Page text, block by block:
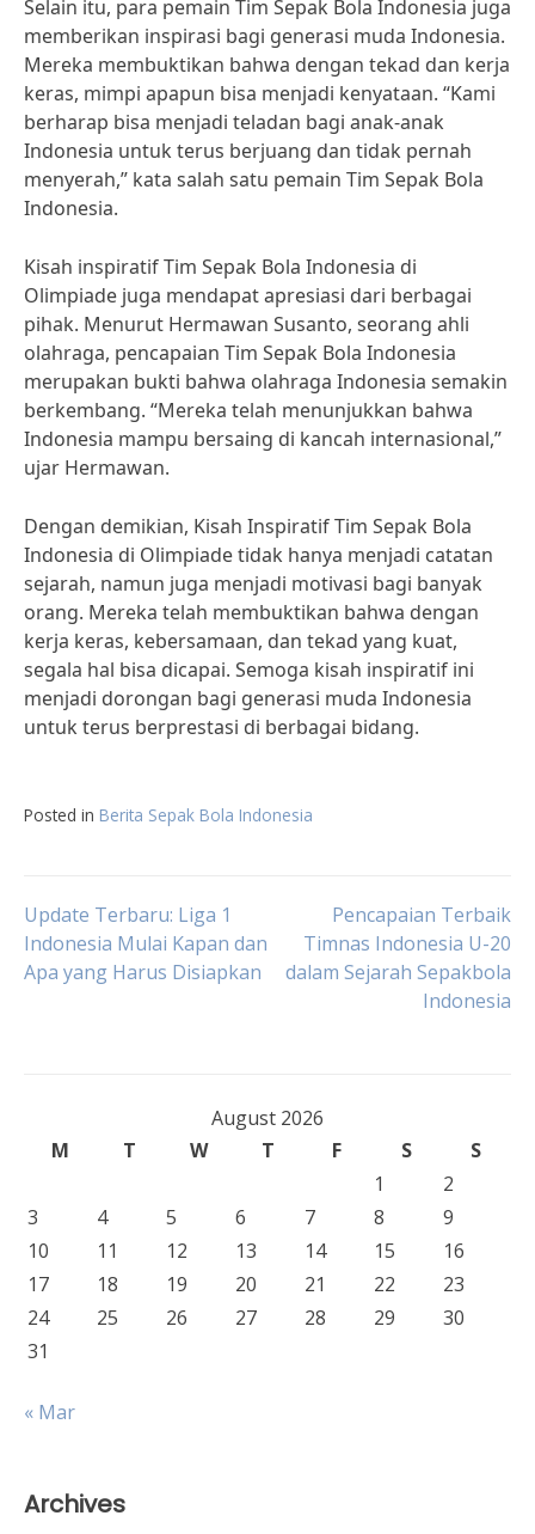
Selain itu, para pemain Tim Sepak Bola Indonesia juga
memberikan inspirasi bagi generasi muda Indonesia.
Mereka membuktikan bahwa dengan tekad dan kerja
keras, mimpi apapun bisa menjadi kenyataan. “Kami
berharap bisa menjadi teladan bagi anak-anak
Indonesia untuk terus berjuang dan tidak pernah
menyerah,” kata salah satu pemain Tim Sepak Bola
Indonesia.
Kisah inspiratif Tim Sepak Bola Indonesia di
Olimpiade juga mendapat apresiasi dari berbagai
pihak. Menurut Hermawan Susanto, seorang ahli
olahraga, pencapaian Tim Sepak Bola Indonesia
merupakan bukti bahwa olahraga Indonesia semakin
berkembang. “Mereka telah menunjukkan bahwa
Indonesia mampu bersaing di kancah internasional,”
ujar Hermawan.
Dengan demikian, Kisah Inspiratif Tim Sepak Bola
Indonesia di Olimpiade tidak hanya menjadi catatan
sejarah, namun juga menjadi motivasi bagi banyak
orang. Mereka telah membuktikan bahwa dengan
kerja keras, kebersamaan, dan tekad yang kuat,
segala hal bisa dicapai. Semoga kisah inspiratif ini
menjadi dorongan bagi generasi muda Indonesia
untuk terus berprestasi di berbagai bidang.
Posted in Berita Sepak Bola Indonesia
Post
navigation
Update Terbaru: Liga 1
Indonesia Mulai Kapan dan
Apa yang Harus Disiapkan
Pencapaian Terbaik
Timnas Indonesia U-20
dalam Sejarah Sepakbola
Indonesia
August 2026
M
T W T F S
S
1
2
3
4 5 6 7 8
9
10
11 12 13 14 15
16
17
18 19 20 21 22
23
24
25 26 27 28 29
30
31
« Mar
Archives